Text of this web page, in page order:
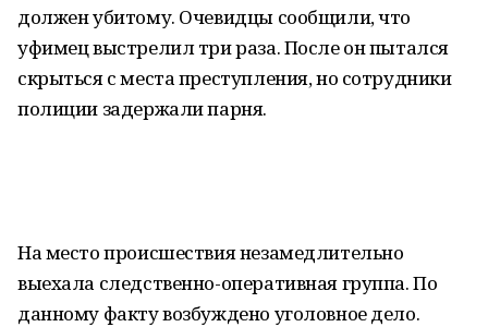
должен убитому. Очевидцы сообщили, что
уфимец выстрелил три раза. После он пытался
скрыться с места преступления, но сотрудники
полиции задержали парня.
На место происшествия незамедлительно
выехала следственно-оперативная группа. По
данному факту возбуждено уголовное дело.